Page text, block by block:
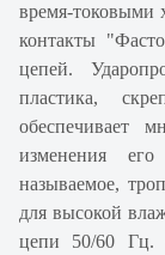
время-токовыми
контакты
цепей.
пластика,
обеспечивает многократное
изменения
называемое,
для высокой
цепи 50/60 Гц.